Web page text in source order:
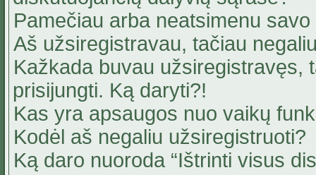
Pamečiau arba neatsimenu
Aš užsiregistravau, tačiau
Kažkada buvau užsiregistravęs,
prisijungti. Ką daryti?!
Kas yra apsaugos nuo vaikų
Kodėl aš negaliu užsiregistruoti?
Ką daro nuoroda “Ištrinti visus